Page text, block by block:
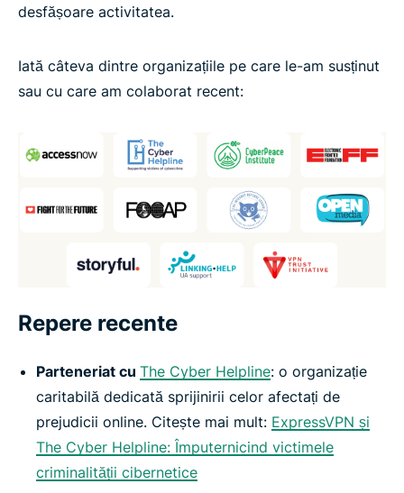
desfășoare activitatea.
Iată câteva dintre organizațiile pe care le-am susținut
sau cu care am colaborat recent:
Repere recente
Parteneriat cu The Cyber Helpline: o organizație
caritabilă dedicată sprijinirii celor afectați de
prejudicii online. Citește mai mult: ExpressVPN și
The Cyber Helpline: Împuternicind victimele
criminalității cibernetice